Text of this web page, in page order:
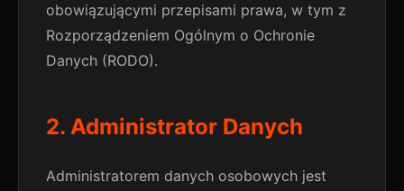
obowiązującymi przepisami prawa, w tym z
Rozporządzeniem Ogólnym o Ochronie
Danych (RODO).
2. Administrator Danych
Administratorem danych osobowych jest